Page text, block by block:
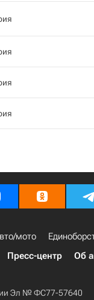
мото
Пресс-центр Об
Эл № ФС77-57640